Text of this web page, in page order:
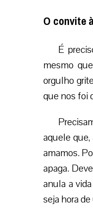
O convite
É
mesmo
orgulho
que nos foi
aquele
amamos.
apaga.
anula a
seja hora